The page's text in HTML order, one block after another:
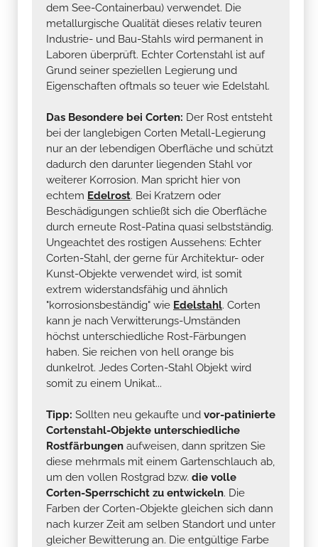
dem See-Containerbau) verwendet. Die
metallurgische Qualität dieses relativ teuren
Industrie- und Bau-Stahls wird permanent in
Laboren überprüft. Echter Cortenstahl ist auf
Grund seiner speziellen Legierung und
Eigenschaften oftmals so teuer wie Edelstahl.
Das Besondere bei Corten: Der Rost entsteht
bei der langlebigen Corten Metall-Legierung
nur an der lebendigen Oberfläche und schützt
dadurch den darunter liegenden Stahl vor
weiterer Korrosion. Man spricht hier von
echtem Edelrost. Bei Kratzern oder
Beschädigungen schließt sich die Oberfläche
durch erneute Rost-Patina quasi selbstständig.
Ungeachtet des rostigen Aussehens: Echter
Corten-Stahl, der gerne für Architektur- oder
Kunst-Objekte verwendet wird, ist somit
extrem widerstandsfähig und ähnlich
"korrosionsbeständig" wie Edelstahl. Corten
kann je nach Verwitterungs-Umständen
höchst unterschiedliche Rost-Färbungen
haben. Sie reichen von hell orange bis
dunkelrot. Jedes Corten-Stahl Objekt wird
somit zu einem Unikat...
Tipp: Sollten neu gekaufte und vor-patinierte
Cortenstahl-Objekte unterschiedliche
Rostfärbungen aufweisen, dann spritzen Sie
diese mehrmals mit einem Gartenschlauch ab,
um den vollen Rostgrad bzw. die volle
Corten-Sperrschicht zu entwickeln. Die
Farben der Corten-Objekte gleichen sich dann
nach kurzer Zeit am selben Standort und unter
gleicher Bewitterung an. Die entgültige Farbe